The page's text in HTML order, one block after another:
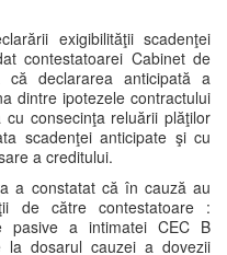
exigibilităţii scadenţei
contestatoarei Cabinet de
declararea anticipată a
dintre ipotezele contractului
consecinţa reluării plăţilor
scadenţei anticipate şi cu
a creditului.
a constatat că în cauză au
de către contestatoare :
pasive a intimatei CEC B
dosarul cauzei a dovezii